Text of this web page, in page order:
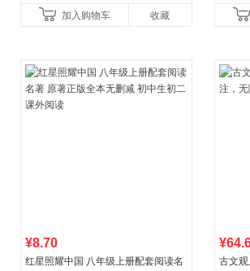
加入购物车 收藏
¥8.70
红星照耀中国 八年级上册配套阅读名
古文